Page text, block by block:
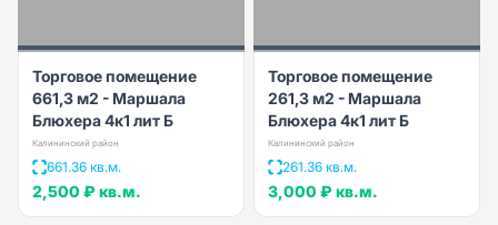
Торговое помещение
661,3 м2 - Маршала
Блюхера 4к1 лит Б
Калининский район
661.36 кв.м.
2,500 ₽ кв.м.
Торговое помещение
261,3 м2 - Маршала
Блюхера 4к1 лит Б
Калининский район
261.36 кв.м.
3,000 ₽ кв.м.